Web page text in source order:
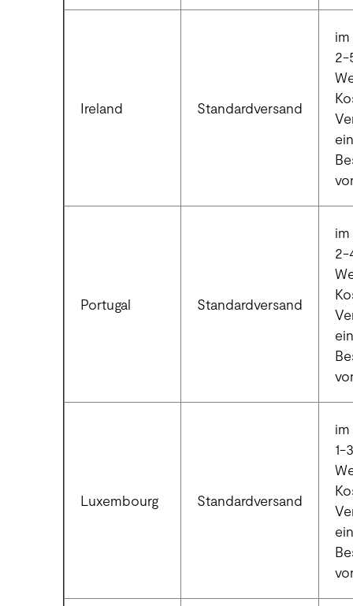
Ireland Standardversand
2-
Portugal Standardversand
2-
Luxembourg Standardversand
1-3